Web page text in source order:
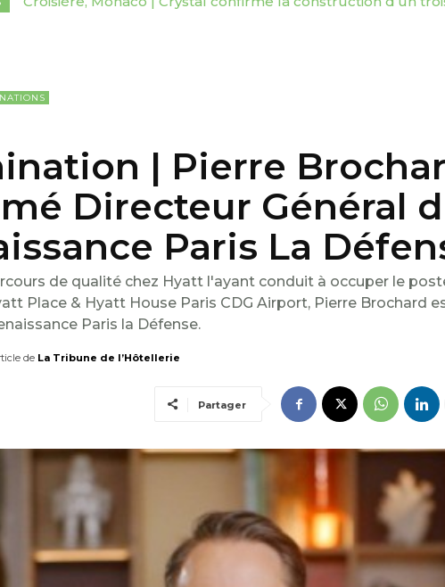
| Pierre
Directeur Général
Paris La
de qualité chez Hyatt l'ayant conduit à occuper le
Place & Hyatt House Paris CDG Airport, Pierre Brochard
Paris la Défense.
de La Tribune de l’Hôtellerie
Partager